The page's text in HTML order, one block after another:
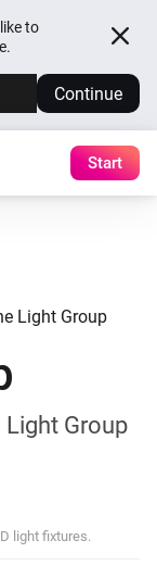
to
Continue
Start
Light Group
Group
light fixtures.